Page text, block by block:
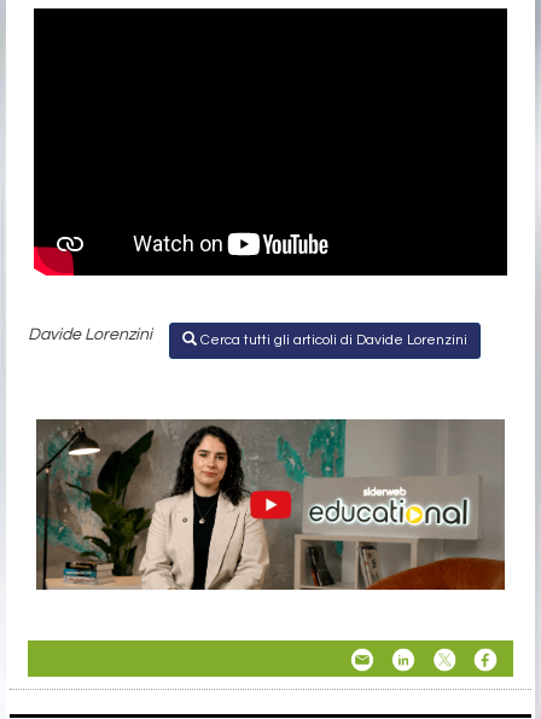
Davide Lorenzini Cerca tutti gli articoli di Davide Lorenzini